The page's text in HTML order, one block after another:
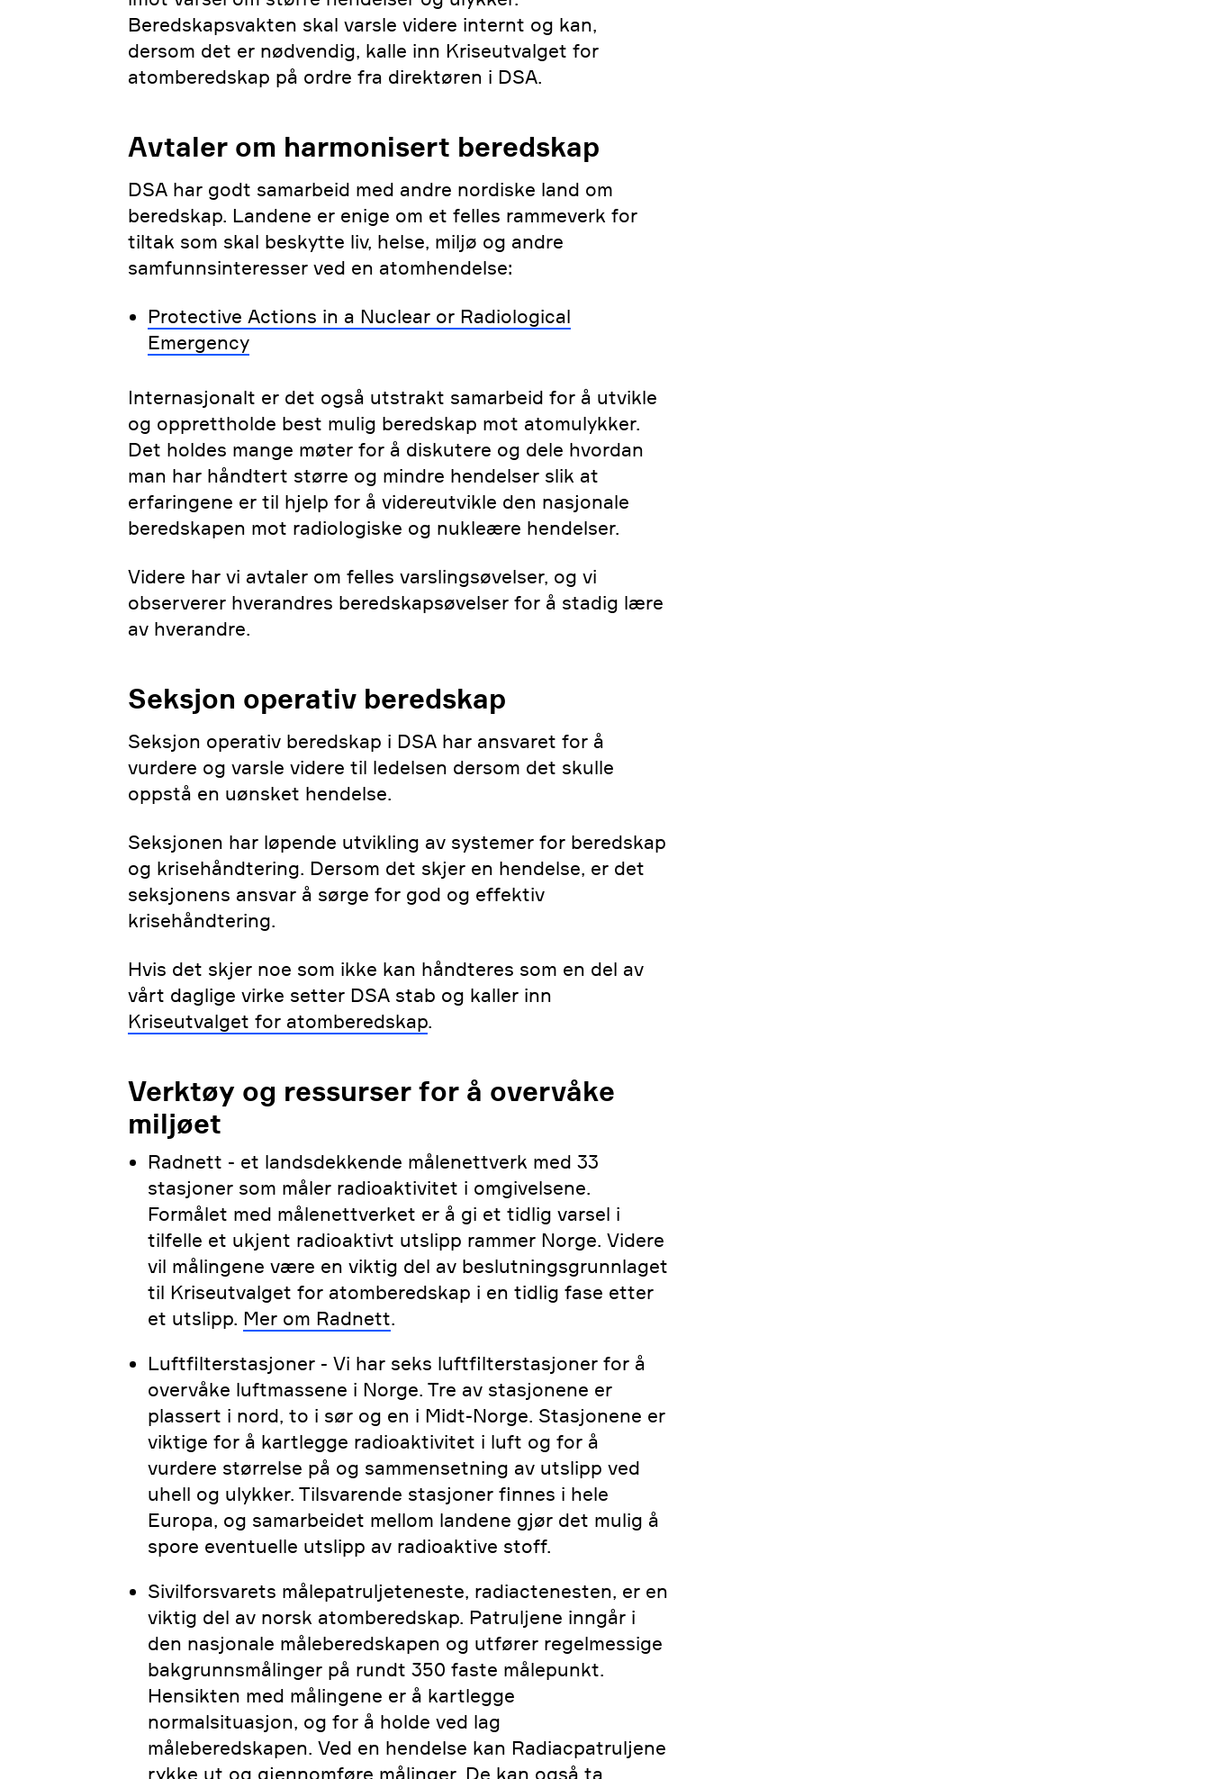
Beredskapsvakten skal varsle videre internt og kan,
dersom det er nødvendig, kalle inn Kriseutvalget for
atomberedskap på ordre fra direktøren i DSA.
Avtaler om harmonisert beredskap
DSA har godt samarbeid med andre nordiske land om
beredskap. Landene er enige om et felles rammeverk for
tiltak som skal beskytte liv, helse, miljø og andre
samfunnsinteresser ved en atomhendelse:
Protective Actions in a Nuclear or Radiological
Emergency
Internasjonalt er det også utstrakt samarbeid for å utvikle
og opprettholde best mulig beredskap mot atomulykker.
Det holdes mange møter for å diskutere og dele hvordan
man har håndtert større og mindre hendelser slik at
erfaringene er til hjelp for å videreutvikle den nasjonale
beredskapen mot radiologiske og nukleære hendelser.
Videre har vi avtaler om felles varslingsøvelser, og vi
observerer hverandres beredskapsøvelser for å stadig lære
av hverandre.
Seksjon operativ beredskap
Seksjon operativ beredskap i DSA har ansvaret for å
vurdere og varsle videre til ledelsen dersom det skulle
oppstå en uønsket hendelse.
Seksjonen har løpende utvikling av systemer for beredskap
og krisehåndtering. Dersom det skjer en hendelse, er det
seksjonens ansvar å sørge for god og effektiv
krisehåndtering.
Hvis det skjer noe som ikke kan håndteres som en del av
vårt daglige virke setter DSA stab og kaller inn
Kriseutvalget for atomberedskap.
Verktøy og ressurser for å overvåke
miljøet
Radnett - et landsdekkende målenettverk med 33
stasjoner som måler radioaktivitet i omgivelsene.
Formålet med målenettverket er å gi et tidlig varsel i
tilfelle et ukjent radioaktivt utslipp rammer Norge. Videre
vil målingene være en viktig del av beslutningsgrunnlaget
til Kriseutvalget for atomberedskap i en tidlig fase etter
et utslipp. Mer om Radnett.
Luftfilterstasjoner - Vi har seks luftfilterstasjoner for å
overvåke luftmassene i Norge. Tre av stasjonene er
plassert i nord, to i sør og en i Midt-Norge. Stasjonene er
viktige for å kartlegge radioaktivitet i luft og for å
vurdere størrelse på og sammensetning av utslipp ved
uhell og ulykker. Tilsvarende stasjoner finnes i hele
Europa, og samarbeidet mellom landene gjør det mulig å
spore eventuelle utslipp av radioaktive stoff.
Sivilforsvarets målepatruljeteneste, radiactenesten, er en
viktig del av norsk atomberedskap. Patruljene inngår i
den nasjonale måleberedskapen og utfører regelmessige
bakgrunnsmålinger på rundt 350 faste målepunkt.
Hensikten med målingene er å kartlegge
normalsituasjon, og for å holde ved lag
måleberedskapen. Ved en hendelse kan Radiacpatruljene
rykke ut og gjennomføre målinger. De kan også ta